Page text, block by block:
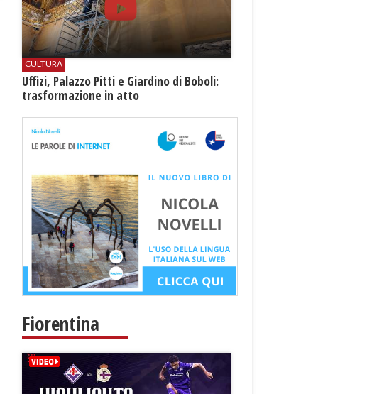
CULTURA
Uffizi, Palazzo Pitti e Giardino di Boboli:
trasformazione in atto
Fiorentina